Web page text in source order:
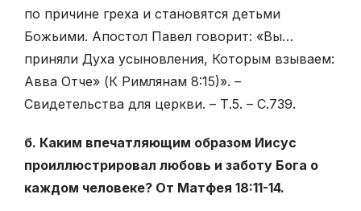
по причине греха и становятся детьми
Божьими. Апостол Павел говорит: «Вы…
приняли Духа усыновления, Которым взываем:
Авва Отче» (К Римлянам 8:15)». –
Свидетельства для церкви. – Т.5. – С.739.
б. Каким впечатляющим образом Иисус
проиллюстрировал любовь и заботу Бога о
каждом человеке? От Матфея 18:11-14.